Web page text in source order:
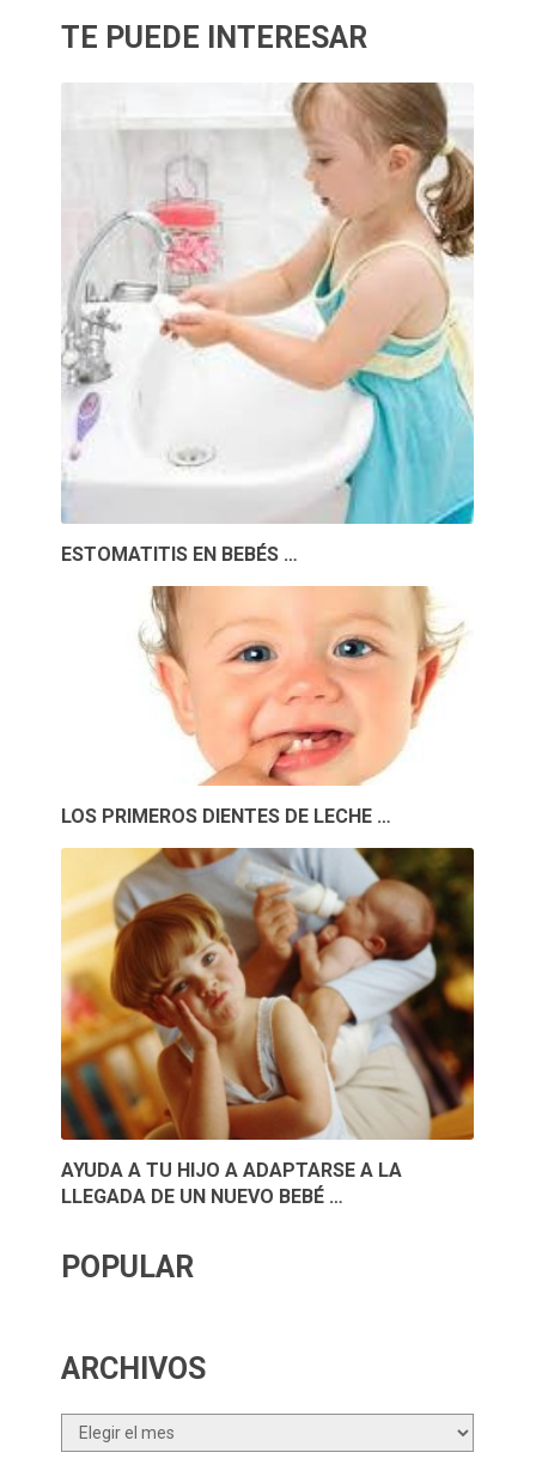
TE PUEDE INTERESAR
ESTOMATITIS EN BEBÉS …
LOS PRIMEROS DIENTES DE LECHE …
AYUDA A TU HIJO A ADAPTARSE A LA
LLEGADA DE UN NUEVO BEBÉ …
POPULAR
ARCHIVOS
Archivos